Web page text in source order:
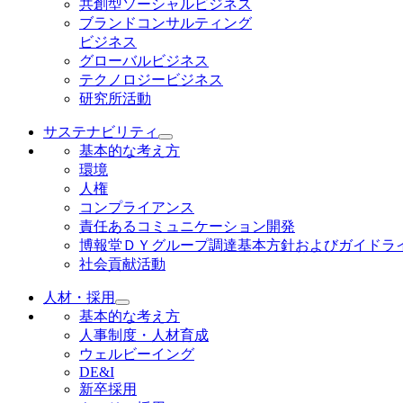
共創型ソーシャルビジネス
ブランドコンサルティング
ビジネス
グローバルビジネス
テクノロジービジネス
研究所活動
サステナビリティ
基本的な考え方
環境
人権
コンプライアンス
責任あるコミュニケーション開発
博報堂ＤＹグループ調達基本方針およびガイドラ
社会貢献活動
人材・採用
基本的な考え方
人事制度・人材育成
ウェルビーイング
DE&I
新卒採用